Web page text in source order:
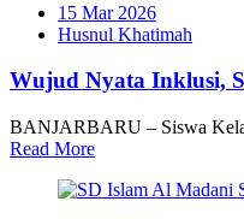
15 Mar 2026
Husnul Khatimah
Wujud Nyata Inklusi,
BANJARBARU – Siswa
Read More